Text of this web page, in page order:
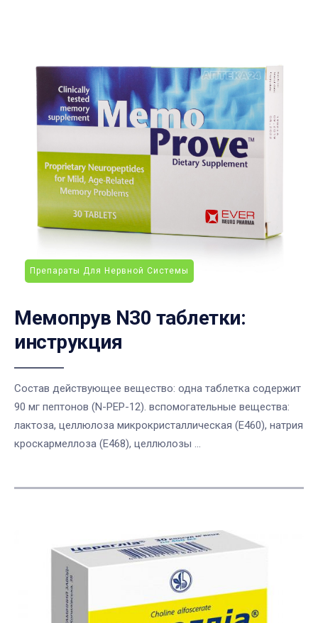
Препараты Для Нервной Системы
Мемопрув N30 таблетки:
инструкция
Состав действующее вещество: одна таблетка содержит
90 мг пептонов (N-PEP-12). вспомогательные вещества:
лактоза, целлюлоза микрокристаллическая (E460), натрия
кроскармеллоза (E468), целлюлозы ...